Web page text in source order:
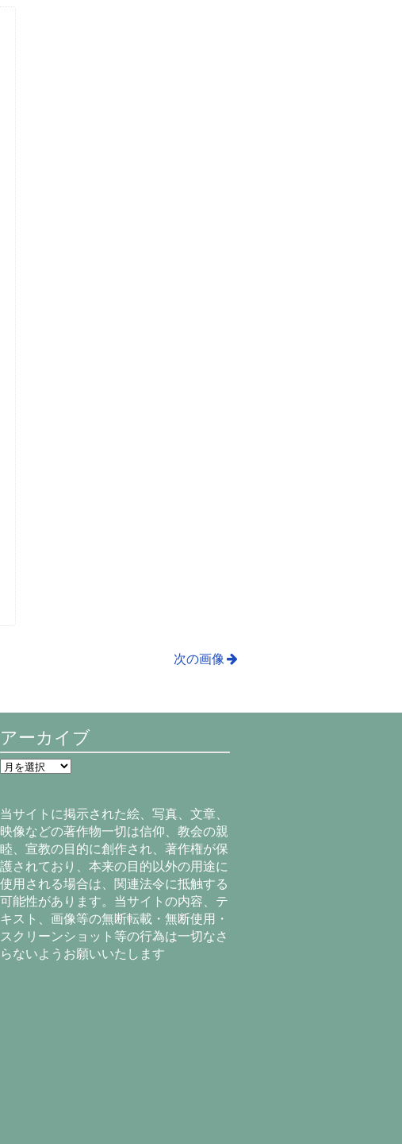
次の画像
アーカイブ
ア
ー
ブ
当サイトに掲示された絵、写真、文章、
映像などの著作物一切は信仰、教会の親
睦、宣教の目的に創作され、著作権が保
護されており、本来の目的以外の用途に
使用される場合は、関連法令に抵触する
可能性があります。当サイトの内容、テ
キスト、画像等の無断転載・無断使用・
スクリーンショット等の行為は一切なさ
らないようお願いいたします